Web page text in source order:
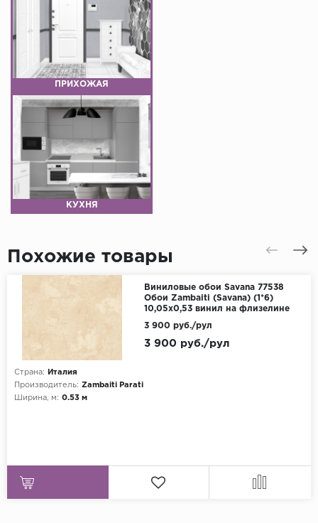
ПРИХОЖАЯ
КУХНЯ
Похожие товары
Виниловые обои Savana 77538
Обои Zambaiti (Savana) (1*6)
10,05x0,53 винил на флизелине
Страна:
Италия
Производитель: Zambaiti Parati
Ширина, м: 0.53 м
3 900 руб./рул
3 900 руб./рул